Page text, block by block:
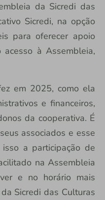
da Sicredi das
Sicredi, na opção
para oferecer apoio
à Assembleia,
em 2025, como ela
e financeiros,
da cooperativa. É
associados e esse
a participação de
na Assembleia
e no horário mais
Sicredi das Culturas